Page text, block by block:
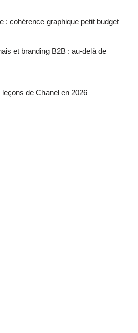
: cohérence graphique petit budget
et branding B2B : au-delà de
de Chanel en 2026